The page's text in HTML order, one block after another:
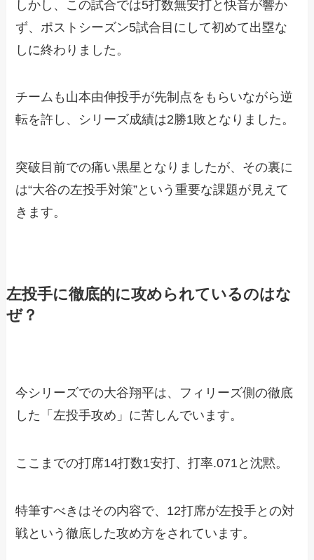
しかし、この試合では5打数無安打と快音が響か
ず、ポストシーズン5試合目にして初めて出塁な
しに終わりました。
チームも山本由伸投手が先制点をもらいながら逆
転を許し、シリーズ成績は2勝1敗となりました。
突破目前での痛い黒星となりましたが、その裏に
は“大谷の左投手対策”という重要な課題が見えて
きます。
左投手に徹底的に攻められているのはな
ぜ？
今シリーズでの大谷翔平は、フィリーズ側の徹底
した「左投手攻め」に苦しんでいます。
ここまでの打席14打数1安打、打率.071と沈黙。
特筆すべきはその内容で、12打席が左投手との対
戦という徹底した攻め方をされています。